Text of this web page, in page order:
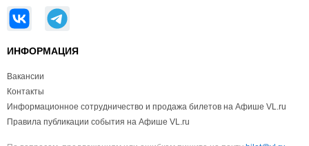
ИНФОРМАЦИЯ
Вакансии
Контакты
Информационное сотрудничество и продажа билетов на Афише VL.ru
Правила публикации события на Афише VL.ru